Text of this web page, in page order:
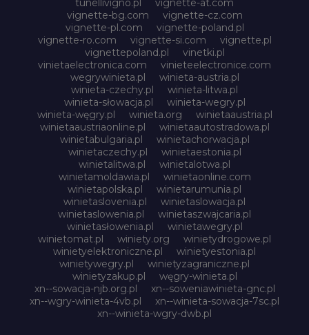
tunellivigno.pl
vignette-at.com
vignette-bg.com
vignette-cz.com
vignette-pl.com
vignette-poland.pl
vignette-ro.com
vignette-si.com
vignette.pl
vignettepoland.pl
vinetki.pl
vinietaelectronica.com
vinieteelectronice.com
wegrywinieta.pl
winieta-austria.pl
winieta-czechy.pl
winieta-litwa.pl
winieta-słowacja.pl
winieta-wegry.pl
winieta-węgry.pl
winieta.org
winietaaustria.pl
winietaaustriaonline.pl
winietaautostradowa.pl
winietabulgaria.pl
winietachorwacja.pl
winietaczechy.pl
winietaestonia.pl
winietalitwa.pl
winietalotwa.pl
winietamoldawia.pl
winietaonline.com
winietapolska.pl
winietarumunia.pl
winietaslovenia.pl
winietaslowacja.pl
winietaslowenia.pl
winietaszwajcaria.pl
winietasłowenia.pl
winietawegry.pl
winietomat.pl
winiety.org
winietydrogowe.pl
winietyelektroniczne.pl
winietyestonia.pl
winietywegry.pl
winietyzagraniczne.pl
winietyzakup.pl
węgry-winieta.pl
xn--sowacja-njb.org.pl
xn--soweniawinieta-gnc.pl
xn--wgry-winieta-4vb.pl
xn--winieta-sowacja-7sc.pl
xn--winieta-wgry-dwb.pl